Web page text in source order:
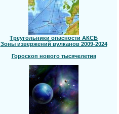
Треугольники опасности АКСБ
Зоны извержений вулканов 2009-2024
Гороскоп нового тысячелетия